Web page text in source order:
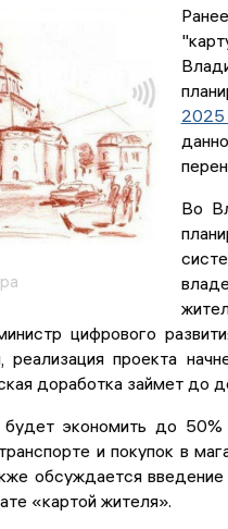
2025
Во
цифрового
проекта
доработка займет до
экономить до 50%
и покупок в
обсуждается
«картой жителя».